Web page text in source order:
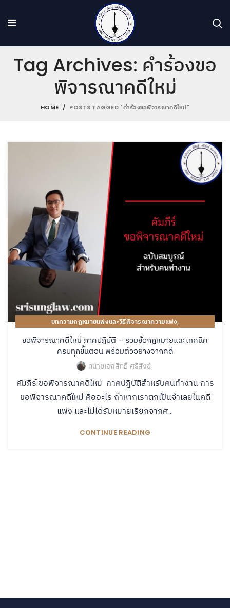
Tag Archives: คำร้องขอ
พิจารณาคดีใหม่
HOME POSTS TAGGED "คำร้องขอพิจารณาคดีใหม่"
บทความกฎหมายแพ่งและวิธีพิจารณาความแพ่ง,
คู่มือปฏิบัติงานของทนายความ
ขอพิจารณาคดีใหม่ ภาคปฏิบัติ – รวมข้อกฎหมายและเทคนิค
ครบทุกขั้นตอน พร้อมตัวอย่างจากคดี
ทนายเอกสิทธิ์ ศรีสังข์
คัมภีร์ ขอพิจารณาคดีใหม่ ภาคปฎิบัติสำหรับคนทำงาน การ
ขอพิจารณาคดีใหม่ คืออะไร ถ้าหากเราตกเป็นจำเลยในคดี
แพ่ง และไม่ได้รับหมายเรียกจากศ...
CONTINUE READING